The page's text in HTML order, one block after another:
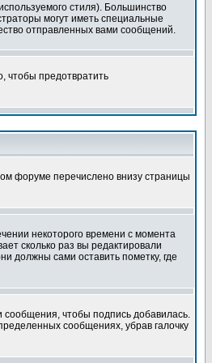
стиля). Большинство
могут иметь специальные
отправленных вами сообщений.
чтобы предотвратить
форуме перечислено внизу страницы
некоторого времени с момента
сколько раз вы редактировали
должны сами оставить пометку, где
сообщения, чтобы подпись добавилась.
сообщениях, убрав галочку